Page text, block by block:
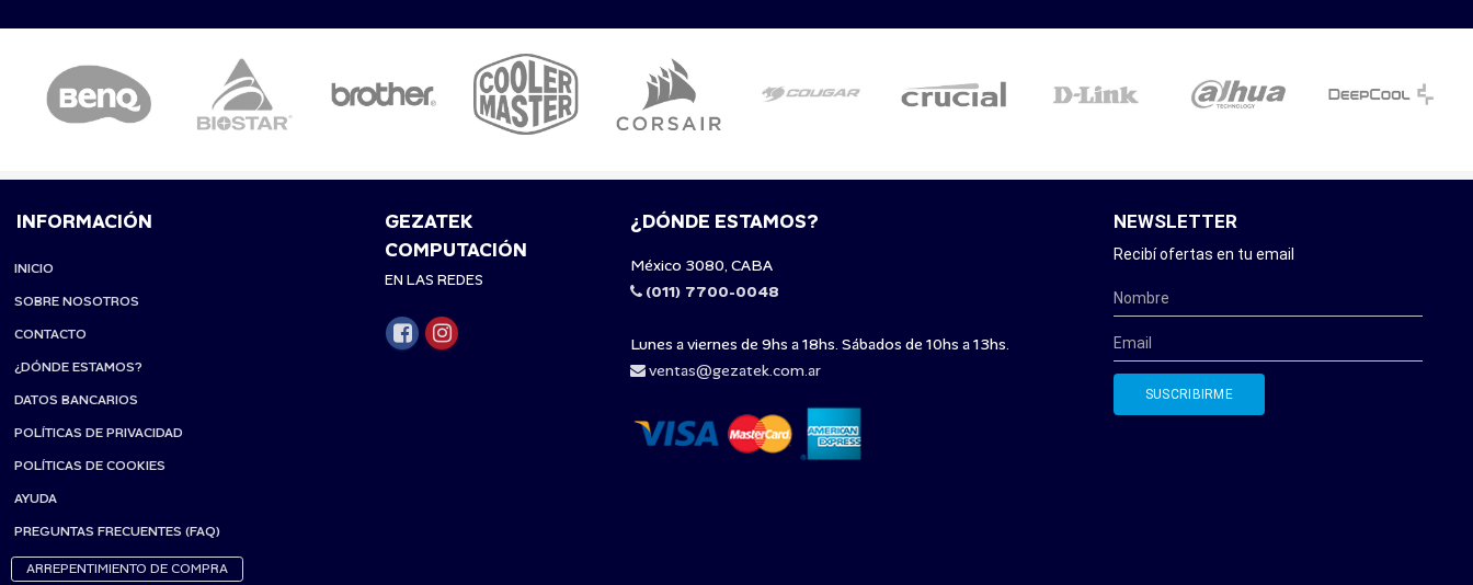
INFORMACIÓN
INICIO
SOBRE NOSOTROS
CONTACTO
¿DÓNDE ESTAMOS?
DATOS BANCARIOS
POLÍTICAS DE PRIVACIDAD
POLÍTICAS DE COOKIES
AYUDA
PREGUNTAS FRECUENTES (FAQ)
ARREPENTIMIENTO DE COMPRA
GEZATEK
COMPUTACIÓN
EN LAS REDES
¿DÓNDE ESTAMOS?
México 3080, CABA
(011) 7700-0048
Lunes a viernes de 9hs a 18hs. Sábados de 10hs a 13hs.
ventas@gezatek.com.ar
NEWSLETTER
Recibí ofertas en tu email